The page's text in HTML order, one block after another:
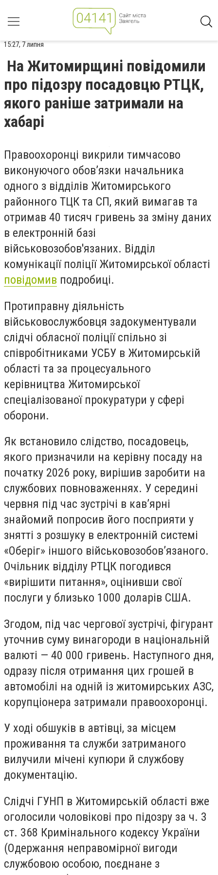
15:27, 7 липня
На Житомирщині повідомили
про підозру посадовцю РТЦК,
якого раніше затримали на
хабарі
Правоохоронці викрили тимчасово
виконуючого обов’язки начальника
одного з відділів Житомирського
районного ТЦК та СП, який вимагав та
отримав 40 тисяч гривень за зміну даних
в електронній базі
військовозобов'язаних. Відділ
комунікації поліції Житомирської області
повідомив подробиці.
Протиправну діяльність
військовослужбовця задокументували
слідчі обласної поліції спільно зі
співробітниками УСБУ в Житомирській
області та за процесуального
керівництва Житомирської
спеціалізованої прокуратури у сфері
оборони.
Як встановило слідство, посадовець,
якого призначили на керівну посаду на
початку 2026 року, вирішив заробити на
службових повноваженнях. У середині
червня під час зустрічі в кав’ярні
знайомий попросив його посприяти у
знятті з розшуку в електронній системі
«Оберіг» іншого військовозобов’язаного.
Очільник відділу РТЦК погодився
«вирішити питання», оцінивши свої
послуги у близько 1000 доларів США.
Згодом, під час чергової зустрічі, фігурант
уточнив суму винагороди в національній
валюті — 40 000 гривень. Наступного дня,
одразу після отримання цих грошей в
автомобілі на одній із житомирських АЗС,
корупціонера затримали правоохоронці.
У ході обшуків в автівці, за місцем
проживання та служби затриманого
вилучили мічені купюри й службову
документацію.
Слідчі ГУНП в Житомирській області вже
оголосили чоловікові про підозру за ч. 3
ст. 368 Кримінального кодексу України
(Одержання неправомірної вигоди
службовою особою, поєднане з